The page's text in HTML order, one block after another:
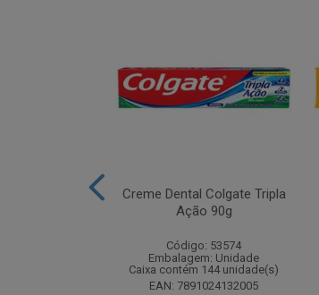
Creme Dental Colgate Tripla
Ação 90g
Código: 53574
Embalagem: Unidade
Caixa contém 144 unidade(s)
EAN: 7891024132005